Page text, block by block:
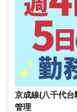
京成線(八千代台
管理